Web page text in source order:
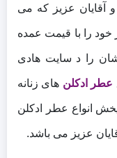
آقایان عزیز که می
خود را با قیمت عمده
را د سایت هادی
عطر ادکلن های زنانه
انواع عطر ادکلن
عزیز می باشد.